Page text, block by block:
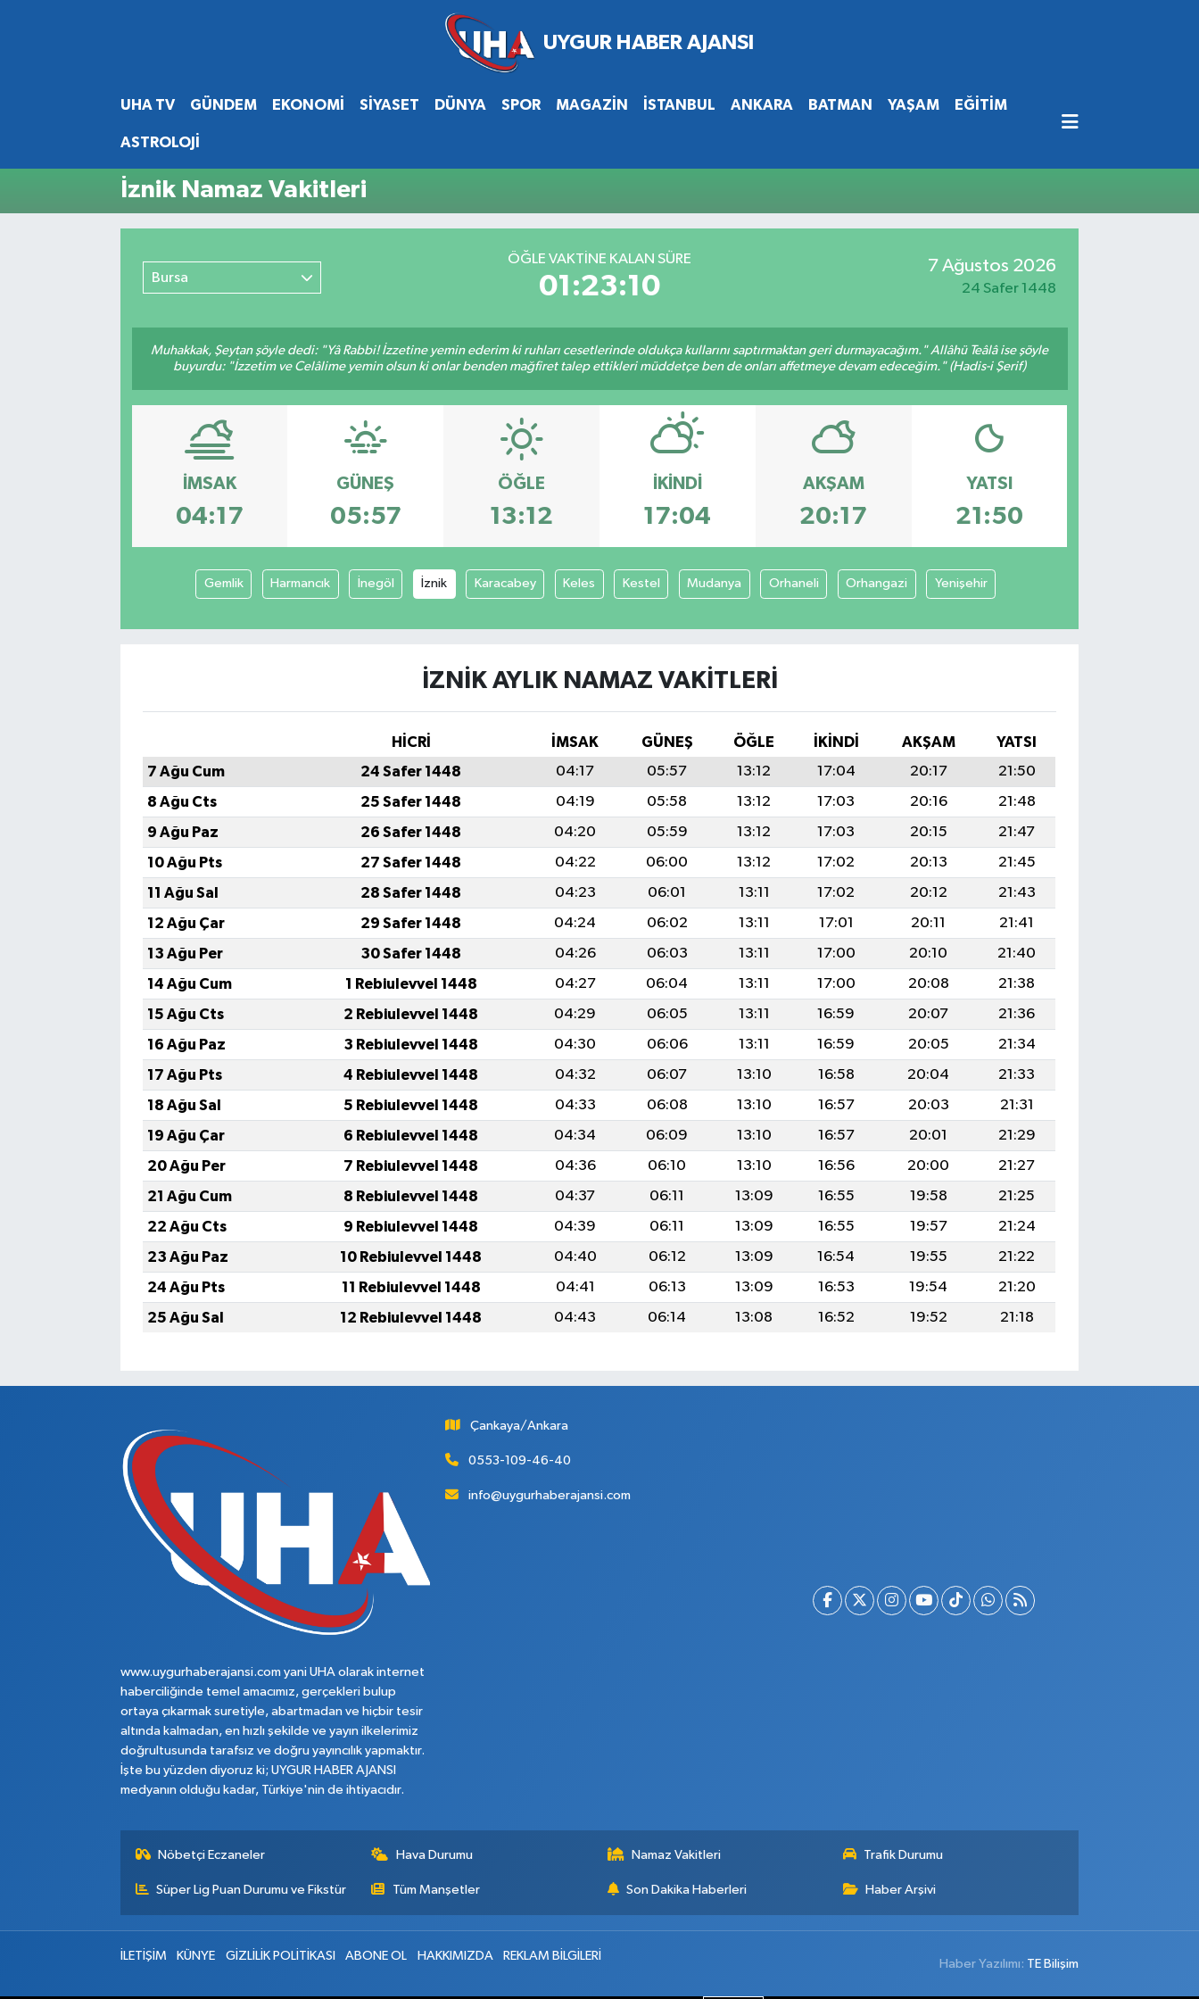
UHA TV GÜNDEM EKONOMİ SİYASET DÜNYA SPOR MAGAZİN İSTANBUL ANKARA BATMAN YAŞAM EĞİTİM
ASTROLOJİ
İznik Namaz Vakitleri
Bursa
ÖĞLE VAKTİNE KALAN SÜRE
01:23:10
7 Ağustos 2026
24 Safer 1448
Muhakkak, Şeytan şöyle dedi: "Yâ Rabbi! İzzetine yemin ederim ki ruhları cesetlerinde oldukça kullarını saptırmaktan geri durmayacağım." Allâhü Teâlâ ise şöyle
buyurdu: "İzzetim ve Celâlime yemin olsun ki onlar benden mağfiret talep ettikleri müddetçe ben de onları affetmeye devam edeceğim." (Hadis-i Şerif)
İMSAK
04:17
GÜNEŞ
05:57
ÖĞLE
13:12
İKINDI
17:04
AKŞAM
20:17
YATSI
21:50
Gemlik Harmancık İnegöl İznik Karacabey Keles Kestel Mudanya Orhaneli Orhangazi Yenişehir
İZNIK AYLIK NAMAZ VAKITLERI
HİCRİ İMSAK GÜNEŞ ÖĞLE İKINDI AKŞAM
YATSI
7 Ağu Cum
24 Safer 1448 04:17 05:57 13:12 17:04 20:17
21:50
8 Ağu Cts
25 Safer 1448 04:19 05:58 13:12 17:03 20:16
21:48
9 Ağu Paz
26 Safer 1448 04:20 05:59 13:12 17:03 20:15
21:47
10 Ağu Pts
27 Safer 1448 04:22 06:00 13:12 17:02 20:13
21:45
11 Ağu Sal
28 Safer 1448 04:23 06:01 13:11 17:02 20:12
21:43
12 Ağu Çar
29 Safer 1448 04:24 06:02 13:11 17:01 20:11
21:41
13 Ağu Per
30 Safer 1448 04:26 06:03 13:11 17:00 20:10
21:40
14 Ağu Cum
1 Rebiulevvel 1448 04:27 06:04 13:11 17:00 20:08
21:38
15 Ağu Cts
2 Rebiulevvel 1448 04:29 06:05 13:11 16:59 20:07
21:36
16 Ağu Paz
3 Rebiulevvel 1448 04:30 06:06 13:11 16:59 20:05
21:34
17 Ağu Pts
4 Rebiulevvel 1448 04:32 06:07 13:10 16:58 20:04
21:33
18 Ağu Sal
5 Rebiulevvel 1448 04:33 06:08 13:10 16:57 20:03
21:31
19 Ağu Çar
6 Rebiulevvel 1448 04:34 06:09 13:10 16:57 20:01
21:29
20 Ağu Per
7 Rebiulevvel 1448 04:36 06:10 13:10 16:56 20:00
21:27
21 Ağu Cum
8 Rebiulevvel 1448 04:37 06:11 13:09 16:55 19:58
21:25
22 Ağu Cts
9 Rebiulevvel 1448 04:39 06:11 13:09 16:55 19:57
21:24
23 Ağu Paz
10 Rebiulevvel 1448 04:40 06:12 13:09 16:54 19:55
21:22
24 Ağu Pts
11 Rebiulevvel 1448 04:41 06:13 13:09 16:53 19:54
21:20
25 Ağu Sal
12 Rebiulevvel 1448 04:43 06:14 13:08 16:52 19:52 21:18
www.uygurhaberajansi.com yani UHA olarak internet
haberciliğinde temel amacımız, gerçekleri bulup
ortaya çıkarmak suretiyle, abartmadan ve hiçbir tesir
altında kalmadan, en hızlı şekilde ve yayın ilkelerimiz
doğrultusunda tarafsız ve doğru yayıncılık yapmaktır.
İşte bu yüzden diyoruz ki; UYGUR HABER AJANSI
medyanın olduğu kadar, Türkiye'nin de ihtiyacıdır.
Çankaya/Ankara
0553-109-46-40
info@uygurhaberajansi.com
Nöbetçi Eczaneler Hava Durumu Namaz Vakitleri Trafik Durumu
Süper Lig Puan Durumu ve Fikstür Tüm Manşetler Son Dakika Haberleri Haber Arşivi
İLETİŞİM KÜNYE GİZLİLİK POLİTİKASI ABONE OL HAKKIMIZDA REKLAM BİLGİLERİ
Haber Yazılımı: TE Bilişim
Hava Durumu
Tüm Manşetler